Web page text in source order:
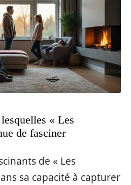
« Les
de fasciner
de « Les
sa capacité à capturer